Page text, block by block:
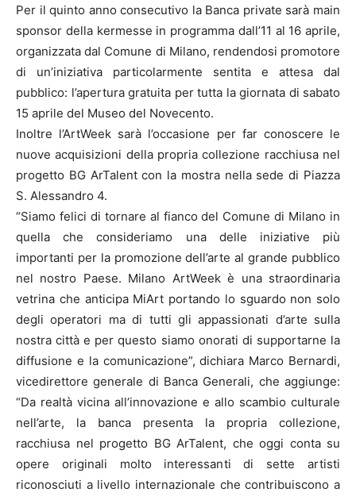
Per il quinto anno consecutivo la Banca private sarà main
sponsor della kermesse in programma dall’11 al 16 aprile,
organizzata dal Comune di Milano, rendendosi promotore
di un’iniziativa particolarmente sentita e attesa dal
pubblico: l’apertura gratuita per tutta la giornata di sabato
15 aprile del Museo del Novecento.
Inoltre l’ArtWeek sarà l’occasione per far conoscere le
nuove acquisizioni della propria collezione racchiusa nel
progetto BG ArTalent con la mostra nella sede di Piazza
S. Alessandro 4.
“Siamo felici di tornare al fianco del Comune di Milano in
quella che consideriamo una delle iniziative più
importanti per la promozione dell’arte al grande pubblico
nel nostro Paese. Milano ArtWeek è una straordinaria
vetrina che anticipa MiArt portando lo sguardo non solo
degli operatori ma di tutti gli appassionati d’arte sulla
nostra città e per questo siamo onorati di supportarne la
diffusione e la comunicazione”, dichiara Marco Bernardi,
vicedirettore generale di Banca Generali, che aggiunge:
“Da realtà vicina all’innovazione e allo scambio culturale
nell’arte, la banca presenta la propria collezione,
racchiusa nel progetto BG ArTalent, che oggi conta su
opere originali molto interessanti di sette artisti
riconosciuti a livello internazionale che contribuiscono a